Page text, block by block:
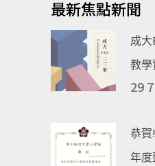
最新焦點新聞
成
教
29
恭賀
年